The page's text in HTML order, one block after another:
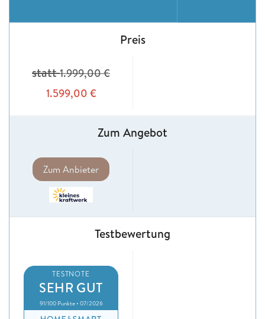
Preis
statt1.999,00€
1.599,00 €
Zum Angebot
Zum Anbieter
Testbewertung
TESTNOTE
SEHR GUT
91/100 Punkte • 07/2026